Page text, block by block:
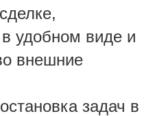
удобном виде и
внешние
задач в